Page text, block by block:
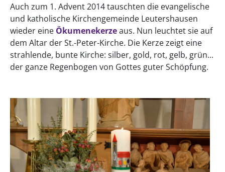
Auch zum 1. Advent 2014 tauschten die evangelische
und katholische Kirchengemeinde Leutershausen
wieder eine Ökumenekerzeaus. Nun leuchtet sie auf
dem Altar der St.-Peter-Kirche. Die Kerze zeigt eine
strahlende, bunte Kirche: silber, gold, rot, gelb, grün...
der ganze Regenbogen von Gottes guter Schöpfung.